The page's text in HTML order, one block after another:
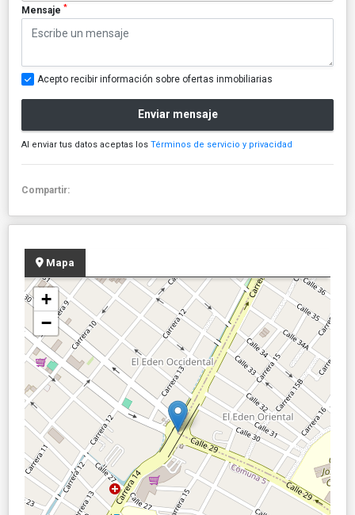
Mensaje *
Acepto recibir información sobre ofertas inmobiliarias
Enviar mensaje
Al enviar tus datos aceptas los Términos de servicio y privacidad
Compartir:
Mapa
+
−